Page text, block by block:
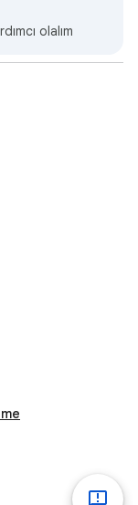
olalım